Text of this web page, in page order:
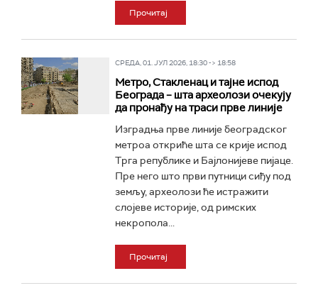
Прочитај
СРЕДА, 01. ЈУЛ 2026, 18:30 -> 18:58
Метро, Стакленац и тајне испод
Београда – шта археолози очекују
да пронађу на траси прве линије
Изградња прве линије београдског
метроа откриће шта се крије испод
Трга републике и Бајлонијеве пијаце.
Пре него што први путници сиђу под
земљу, археолози ће истражити
слојеве историје, од римских
некропола...
Прочитај